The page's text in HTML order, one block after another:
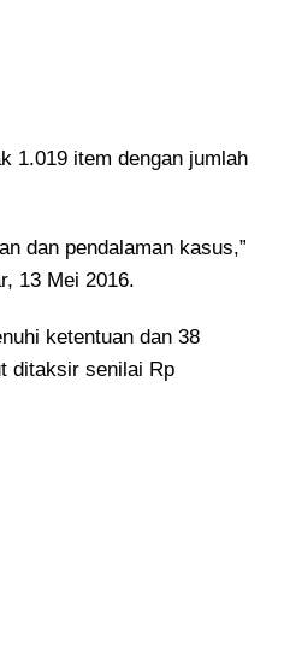
1.019 item dengan jumlah
dan pendalaman kasus,”
13 Mei 2016.
ketentuan dan 38
ditaksir senilai Rp